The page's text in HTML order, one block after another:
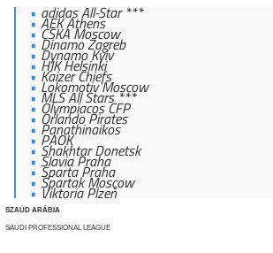
adidas All-Star ***
AEK Athens
CSKA Moscow
Dinamo Zagreb
Dynamo Kyiv
HJK Helsinki
Kaizer Chiefs
Lokomotiv Moscow
MLS All Stars ***
Olympiacos CFP
Orlando Pirates
Panathinaikos
PAOK
Shakhtar Donetsk
Slavia Praha
Sparta Praha
Spartak Moscow
Viktoria Plzeň
SZAÚD ARÁBIA
SAUDI PROFESSIONAL LEAGUE